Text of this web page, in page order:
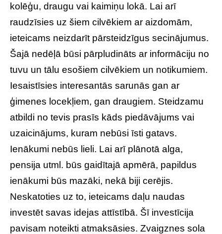
kolēģu, draugu vai kaimiņu lokā. Lai arī
raudzīsies uz šiem cilvēkiem ar aizdomām,
ieteicams neizdarīt pārsteidzīgus secinājumus.
Šajā nedēļā būsi pārpludināts ar informāciju no
tuvu un tālu esošiem cilvēkiem un notikumiem.
Iesaistīsies interesantās sarunās gan ar
ģimenes locekļiem, gan draugiem. Steidzamu
atbildi no tevis prasīs kāds piedāvājums vai
uzaicinājums, kuram nebūsi īsti gatavs.
Ienākumi nebūs lieli. Lai arī plānotā alga,
pensija utml. būs gaidītajā apmērā, papildus
ienākumi būs mazāki, nekā biji cerējis.
Neskatoties uz to, ieteicams daļu naudas
investēt savas idejas attīstībā. Šī investīcija
pavisam noteikti atmaksāsies. Zvaigznes sola